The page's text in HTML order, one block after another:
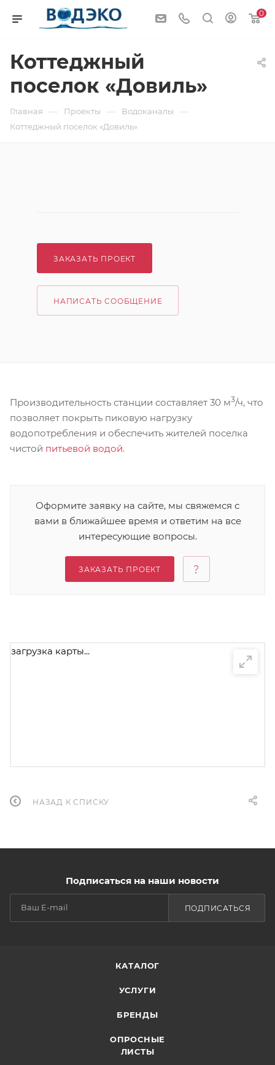
0
Коттеджный
поселок «Довиль»
Главная — Проекты — Водоканалы —
Коттеджный поселок «Довиль»
ЗАКАЗАТЬ ПРОЕКТ
НАПИСАТЬ СООБЩЕНИЕ
Производительность станции составляет 30 м3/ч, что
позволяет покрыть пиковую нагрузку
водопотребления и обеспечить жителей поселка
чистой питьевой водой.
Оформите заявку на сайте, мы свяжемся с
вами в ближайшее время и ответим на все
интересующие вопросы.
ЗАКАЗАТЬ ПРОЕКТ
загрузка карты...
НАЗАД К СПИСКУ
Подписаться на наши новости
ПОДПИСАТЬСЯ
КАТАЛОГ
УСЛУГИ
БРЕНДЫ
ОПРОСНЫЕ
ЛИСТЫ